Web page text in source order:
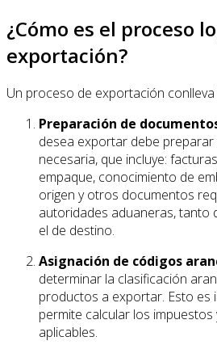
¿Cómo es el proceso
exportación?
Un proceso de exportación
Preparación de
desea exportar debe
necesaria, que incluye:
empaque, conocimiento de
origen y otros documentos
autoridades aduaneras, tanto
el de destino.
Asignación de códigos
determinar la clasificación
productos a exportar. Esto es
permite calcular los impuestos
aplicables.